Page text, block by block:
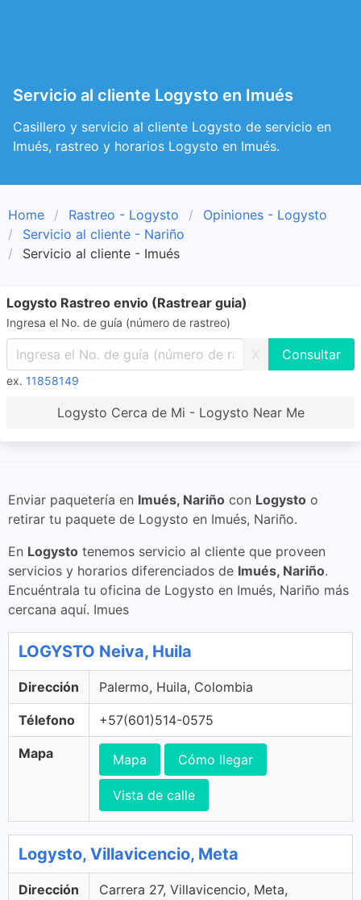
Servicio al cliente Logysto en Imués
Casillero y servicio al cliente Logysto de servicio en
Imués, rastreo y horarios Logysto en Imués.
Home Rastreo - Logysto
Opiniones - Logysto
Servicio al cliente - Nariño
Servicio al cliente - Imués
Logysto Rastreo envio (Rastrear guia)
Ingresa el No. de guía (número de rastreo)
X
ex. 11858149
Logysto Cerca de Mi - Logysto Near Me
Enviar paquetería en Imués, Nariño con Logysto o
retirar tu paquete de Logysto en Imués, Nariño.
En Logysto tenemos servicio al cliente que proveen
servicios y horarios diferenciados de Imués, Nariño.
Encuéntrala tu oficina de Logysto en Imués, Nariño más
cercana aquí. Imues
LOGYSTO Neiva, Huila
Dirección Palermo, Huila, Colombia
Télefono +57(601)514-0575
Mapa Mapa Cómo llegar
Vista de calle
Logysto, Villavicencio, Meta
Dirección
Carrera 27, Villavicencio, Meta,